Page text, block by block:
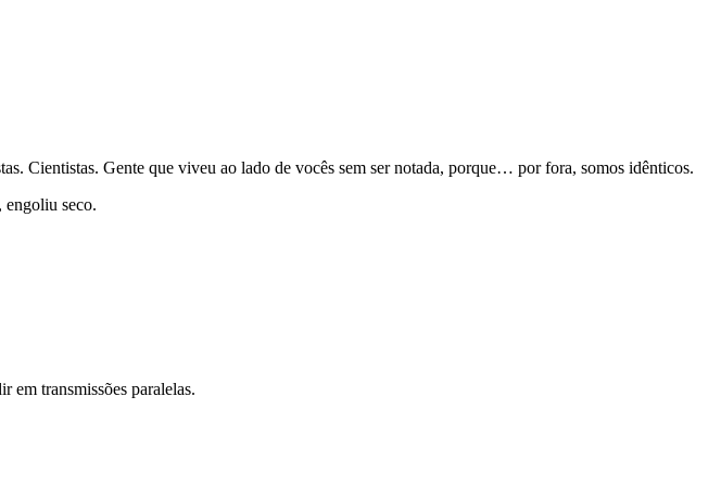
Cientistas. Gente que viveu ao lado de vocês sem ser notada, porque… por fora, somos idênticos.
engoliu seco.
em transmissões paralelas.